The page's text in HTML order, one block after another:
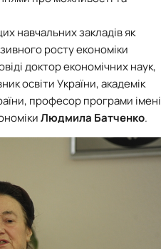
навчальних закладів як
росту економіки
доктор економічних наук,
освіти України, академік
професор програми імені
Людмила Батченко.